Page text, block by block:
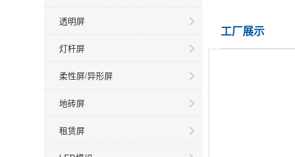
透明屏
灯杆屏
柔性屏/异形屏
地砖屏
租赁屏
工厂展示